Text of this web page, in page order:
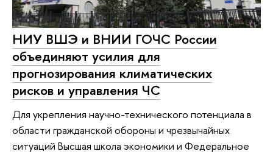
НИУ ВШЭ и ВНИИ ГОЧС России
объединяют усилия для
прогнозирования климатических
рисков и управления ЧС
Для укрепления научно-технического потенциала в
области гражданской обороны и чрезвычайных
ситуаций Высшая школа экономики и Федеральное